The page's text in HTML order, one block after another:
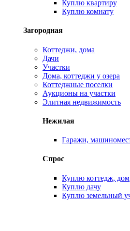
Куплю квартиру
Куплю комнату
Загородная
Коттеджи, дома
Дачи
Участки
Дома, коттеджи у озера
Коттеджные поселки
Аукционы на участки
Элитная недвижимость
Нежилая
Гаражи,
Спрос
Куплю коттедж, дом
Куплю дачу
Куплю земельный